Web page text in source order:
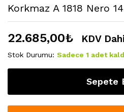
Korkmaz A 1818 Nero
22.685,00₺ KDV
Stok Durumu: Sadece 1 adet
Sepete